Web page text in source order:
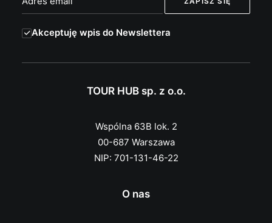
Akceptuję wpis do Newslettera
TOUR HUB sp. z o.o.
Wspólna 63B lok. 2
00-687 Warszawa
NIP: 701-131-46-22
O nas